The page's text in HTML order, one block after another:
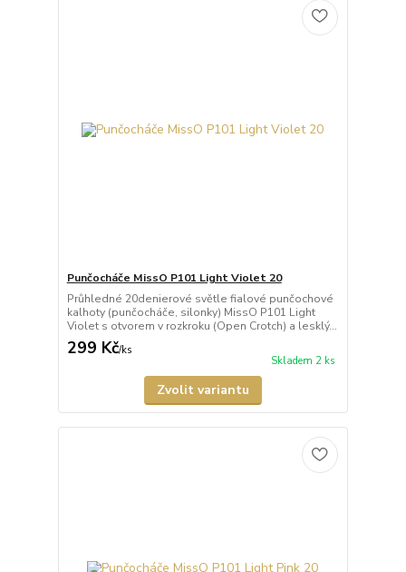
Punčocháče MissO P101 Light Violet 20
Průhledné 20denierové světle fialové punčochové
kalhoty (punčocháče, silonky) MissO P101 Light
Violet s otvorem v rozkroku (Open Crotch) a lesklý...
299 Kč/ks
Skladem 2 ks
Zvolit variantu